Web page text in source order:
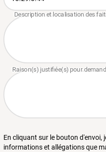
En cliquant sur le bouton d'envoi,
informations et allégations que